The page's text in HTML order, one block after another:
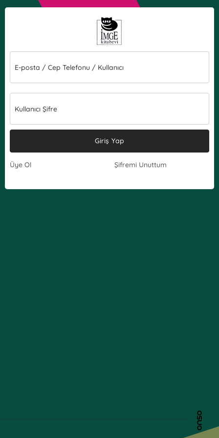
E-posta / Cep Telefonu / Kullanıcı
Kullanıcı Şifre
Giriş Yap
Üye Ol Şifremi Unuttum